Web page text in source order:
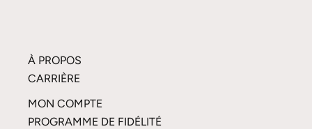
À PROPOS
CARRIÈRE
MON COMPTE
PROGRAMME DE FIDÉLITÉ